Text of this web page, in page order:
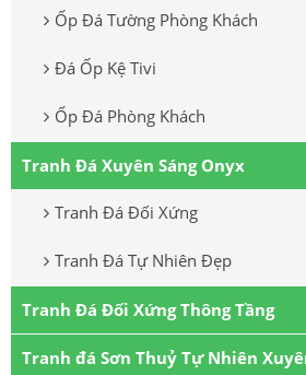
Ốp Đá Tường Phòng Khách
Đá Ốp Kệ Tivi
Ốp Đá Phòng Khách
Tranh Đá Xuyên Sáng Onyx
Tranh Đá Đối Xứng
Tranh Đá Tự Nhiên Đẹp
Tranh Đá Đối Xứng Thông Tầng
Tranh đá Sơn Thuỷ Tự Nhiên